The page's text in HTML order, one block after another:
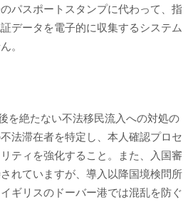
パスポートスタンプに代わって、指
データを電子的に収集するシステム
。
を絶たない不法移民流入への対処の
法滞在者を特定し、本人確認プロセ
ティを強化すること。また、入国審
れていますが、導入以降国境検問所
ギリスのドーバー港では混乱を防ぐ